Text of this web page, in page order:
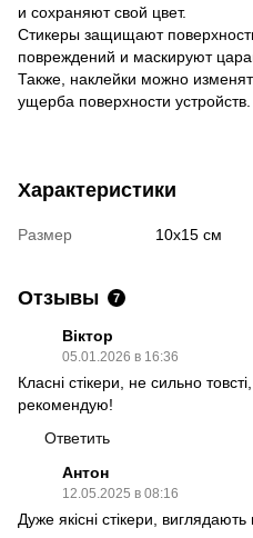
и сохраняют свой цвет.
Стикеры защищают
повреждений и маскируют
Также, наклейки можно
ущерба поверхности устройств.
Характеристики
Размер 10х15 см
Отзывы 7
Віктор
05.01.2026 в 16:36
Класні стікери, не сильно
рекомендую!
Ответить
Антон
12.05.2025 в 08:16
Дуже якісні стікери, виглядають